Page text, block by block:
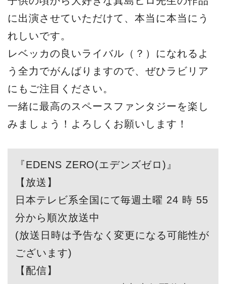
に出演させていただけて、本当に本当にう
れしいです。
レベッカの良いライバル（？）になれるよ
う全力でがんばりますので、ぜひラビリア
にもご注目ください。
一緒に最高のスペースファンタジーを楽し
みましょう！よろしくお願いします！
『EDENS ZERO(エデンズゼロ)』
【放送】
日本テレビ系全国にて毎週土曜 24 時 55
分から順次放送中
(放送日時は予告なく変更になる可能性が
ございます)
【配信】